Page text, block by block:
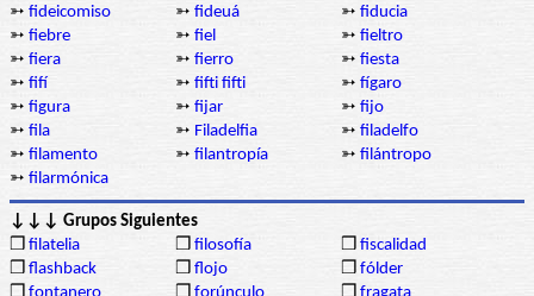
➳ fideicomiso ➳ fideuá ➳ fiducia
➳ fiebre ➳ fiel ➳ fieltro
➳ fiera ➳ fierro ➳ fiesta
➳ fifí ➳ fifti fifti ➳ fígaro
➳ figura ➳ fijar ➳ fijo
➳ fila ➳ Filadelfia ➳ filadelfo
➳ filamento ➳ filantropía ➳ filántropo
➳ filarmónica
↓↓↓ Grupos Siguientes
❒ filatelia ❒ filosofía ❒ fiscalidad
❒ flashback ❒ flojo ❒ fólder